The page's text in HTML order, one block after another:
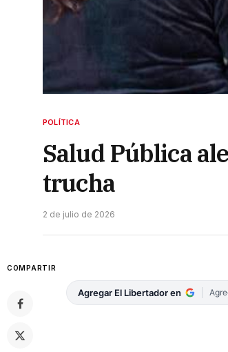
POLÍTICA
Salud Pública
trucha
2 de julio de 2026
COMPARTIR
Agregar El Libertador en